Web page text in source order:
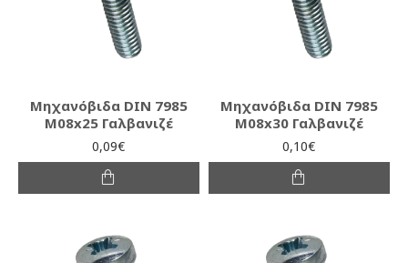
Μηχανόβιδα DIN 7985
M08x25 Γαλβανιζέ
0,09€
Μηχανόβιδα DIN 7985
M08x30 Γαλβανιζέ
0,10€